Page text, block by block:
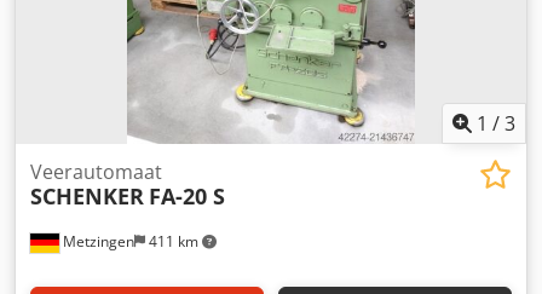
1 /3
Metzingen 411 km
Veerautomaat
SCHENKER FA-20 S